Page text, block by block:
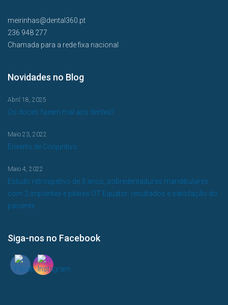
meirinhas@dental360.pt
236 948 277
Chamada para a rede fixa nacional
Novidades no Blog
Os doces fazem mal aos dentes?
Abril 18, 2025
Enxerto de Conjuntivo
Maio 23, 2022
Estudo retrospetivo de 3 anos, sobredentaduras mandibulares
com 2 implantes e pilares OT Equator: resultados e satisfação do
paciente
Maio 4, 2022
Siga-nos no Facebook